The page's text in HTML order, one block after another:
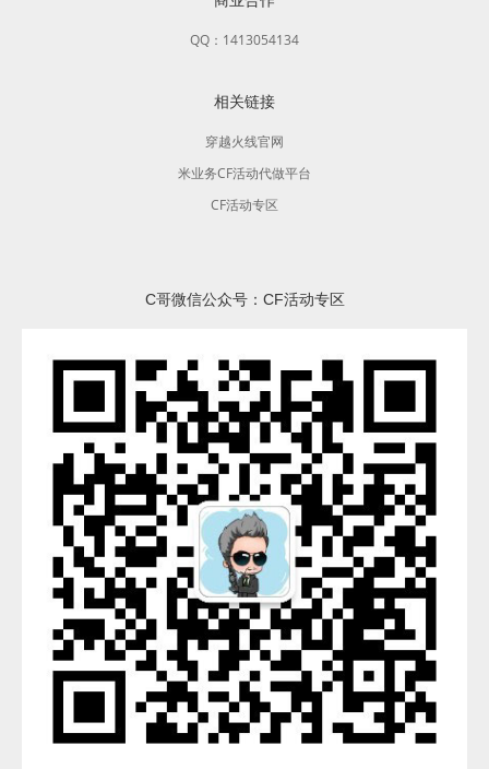
QQ：1413054134
相关链接
穿越火线官网
米业务CF活动代做平台
CF活动专区
C哥微信公众号：CF活动专区